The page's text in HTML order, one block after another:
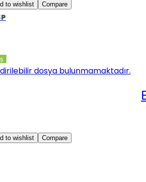
to wishlist Compare
dosya bulunmamaktadır.
to wishlist Compare